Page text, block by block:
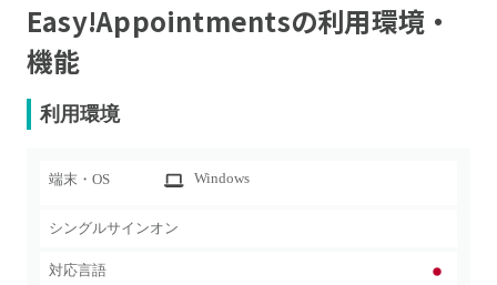
Easy!Appointmentsの利用環境・
機能
利用環境
端末・OS Windows
シングルサインオン
対応言語